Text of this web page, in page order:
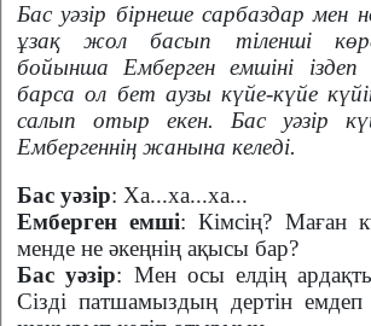
Бас уәзір бірнеше сарбаздар мен
ұзақ жол басып тіленші
бойынша Емберген емшіні
барса ол бет аузы күйе-күйе
салып отыр екен. Бас уәзір
Ембергеннің жанына келеді.
Бас уәзір: Ха...ха...ха...
Емберген емші: Кімсің? Маған
менде не әкеңнің ақысы бар?
Бас уәзір: Мен осы елдің ардақты
Сізді патшамыздың дертін